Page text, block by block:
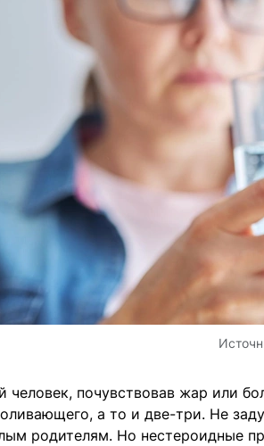
человек, почувствовав жар или
а то и две-три. Не
родителям. Но нестероидные